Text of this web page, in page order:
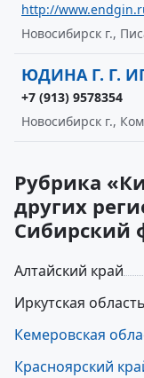
http://
Новосибирск г.,
ЮДИНА Г. Г.
+7 (913) 9578354
Новосибирск г.,
Рубрика
других
Сибирский
Алтайский край
Иркутская область
Кемеровская
Красноярский